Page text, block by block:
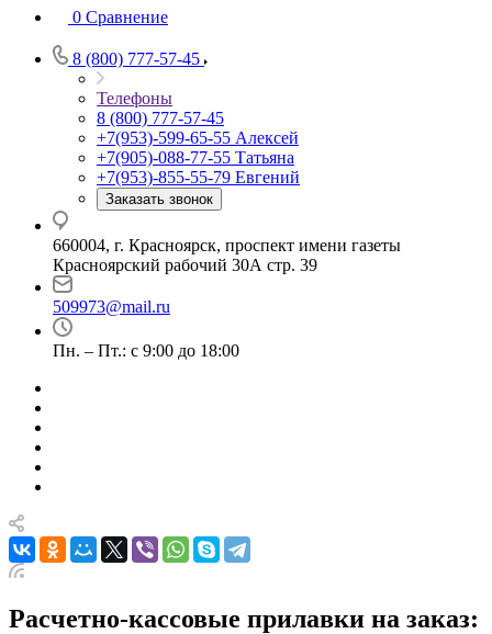
0 Сравнение
8 (800) 777-57-45
Телефоны
8 (800) 777-57-45
+7(953)-599-65-55 Алексей
+7(905)-088-77-55 Татьяна
+7(953)-855-55-79 Евгений
Заказать звонок
660004, г. Красноярск, проспект имени газеты
Красноярский рабочий 30А стр. 39
509973@mail.ru
Пн. – Пт.: с 9:00 до 18:00
Расчетно-кассовые прилавки на заказ: